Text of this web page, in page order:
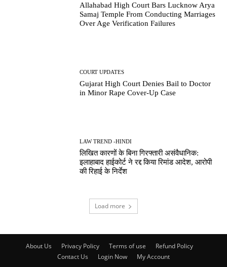
Allahabad High Court Bars Lucknow Arya
Samaj Temple From Conducting Marriages
Over Age Verification Failures
COURT UPDATES
Gujarat High Court Denies Bail to Doctor
in Minor Rape Cover-Up Case
LAW TREND -HINDI
लिखित कारणों के बिना गिरफ्तारी असंवैधानिक:
इलाहाबाद हाईकोर्ट ने रद्द किया रिमांड आदेश, आरोपी
की रिहाई के निर्देश
Load more
About Us Privacy Policy Terms of use
Refund Policy
Contact Us
Login Now My Account